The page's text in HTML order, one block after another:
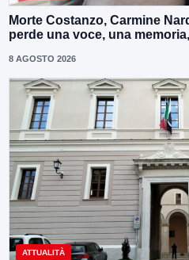
Morte Costanzo, Carmine
perde una voce, una
8 AGOSTO 2026
ATTUALITÀ